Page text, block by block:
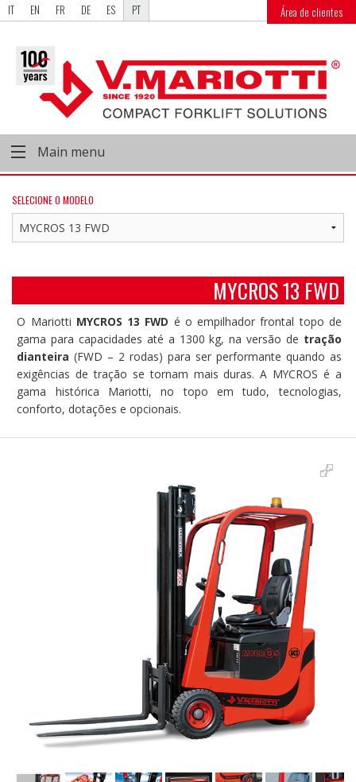
IT EN FR DE ES PT Área de clientes
Main menu
SELECIONE O MODELO
MYCROS 13 FWD
O Mariotti MYCROS 13 FWD é o empilhador frontal topo de
gama para capacidades até a 1300 kg, na versão de tração
dianteira (FWD – 2 rodas) para ser performante quando as
exigências de tração se tornam mais duras. A MYCROS é a
gama histórica Mariotti, no topo em tudo, tecnologias,
conforto, dotações e opcionais.